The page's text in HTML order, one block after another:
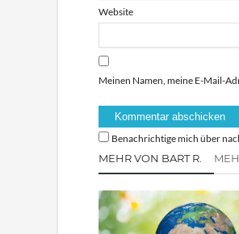
Website
Meinen Namen, meine E-Mail-
Benachrichtige mich über
MEHR VON BART R.